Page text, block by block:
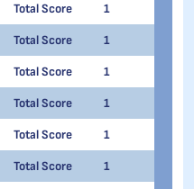
Total Score 1
Total Score 1
Total Score 1
Total Score 1
Total Score 1
Total Score 1